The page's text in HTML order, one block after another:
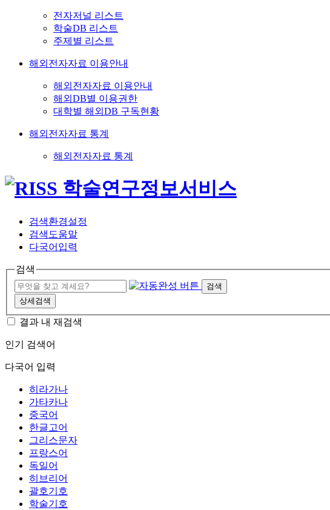
전자저널 리스트
학술DB 리스트
주제별 리스트
해외전자자료 이용안내
해외전자자료 이용안내
해외DB별 이용권한
대학별 해외DB 구독현황
해외전자자료 통계
해외전자자료 통계
검색환경설정
검색도움말
다국어입력
검색
검색
상세검색
결과 내 재검색
인기 검색어
다국어 입력
히라가나
가타카나
중국어
한글고어
그리스문자
프랑스어
독일어
히브리어
괄호기호
학술기호